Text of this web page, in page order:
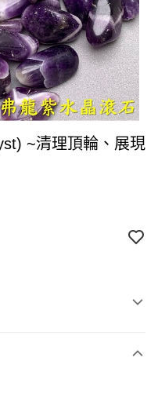
~清理頂輪、展現